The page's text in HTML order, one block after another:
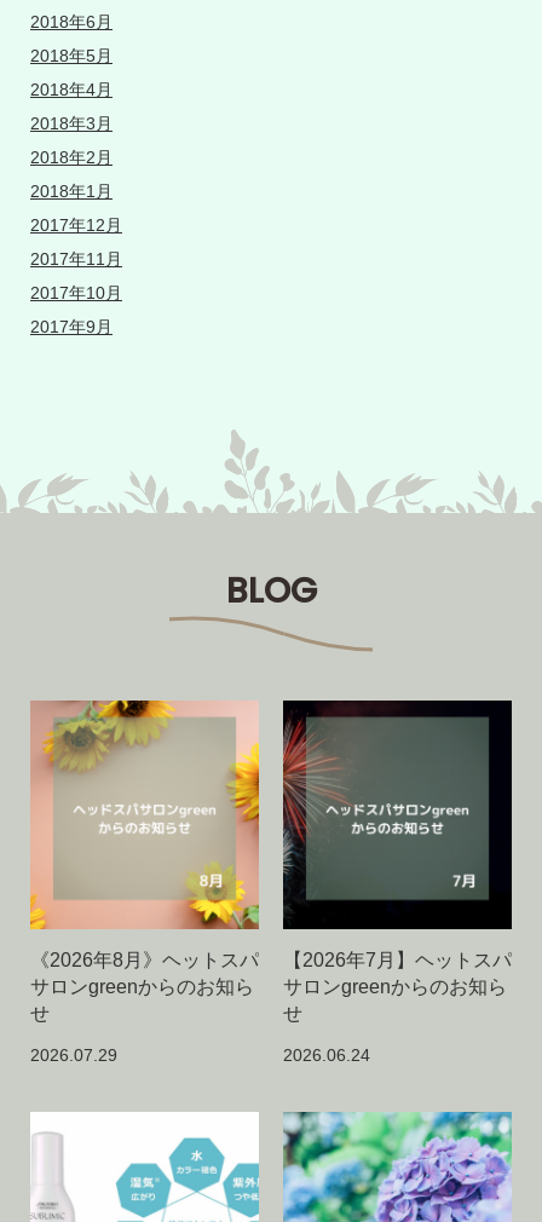
2018年6月
2018年5月
2018年4月
2018年3月
2018年2月
2018年1月
2017年12月
2017年11月
2017年10月
2017年9月
BLOG
《2026年8月》ヘットスパ
サロンgreenからのお知ら
せ
2026.07.29
【2026年7月】ヘットスパ
サロンgreenからのお知ら
せ
2026.06.24